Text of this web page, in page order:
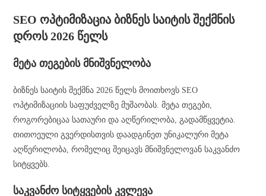
SEO ოპტიმიზაცია ბიზნეს საიტის შექმნის
დროს 2026 წელს
მეტა თეგების მნიშვნელობა
ბიზნეს საიტის შექმნა 2026 წელს მოითხოვს SEO
ოპტიმიზაციის საფუძველზე მუშაობას. მეტა თეგები,
როგორებიცაა სათაური და აღწერილობა, გადამწყვეტია.
თითოეული გვერდისთვის დაადგინეთ უნიკალური მეტა
აღწერილობა, რომელიც შეიცავს მნიშვნელოვან საკვანძო
სიტყვებს.
საკვანძო სიტყვების კვლევა